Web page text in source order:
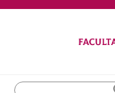
Search